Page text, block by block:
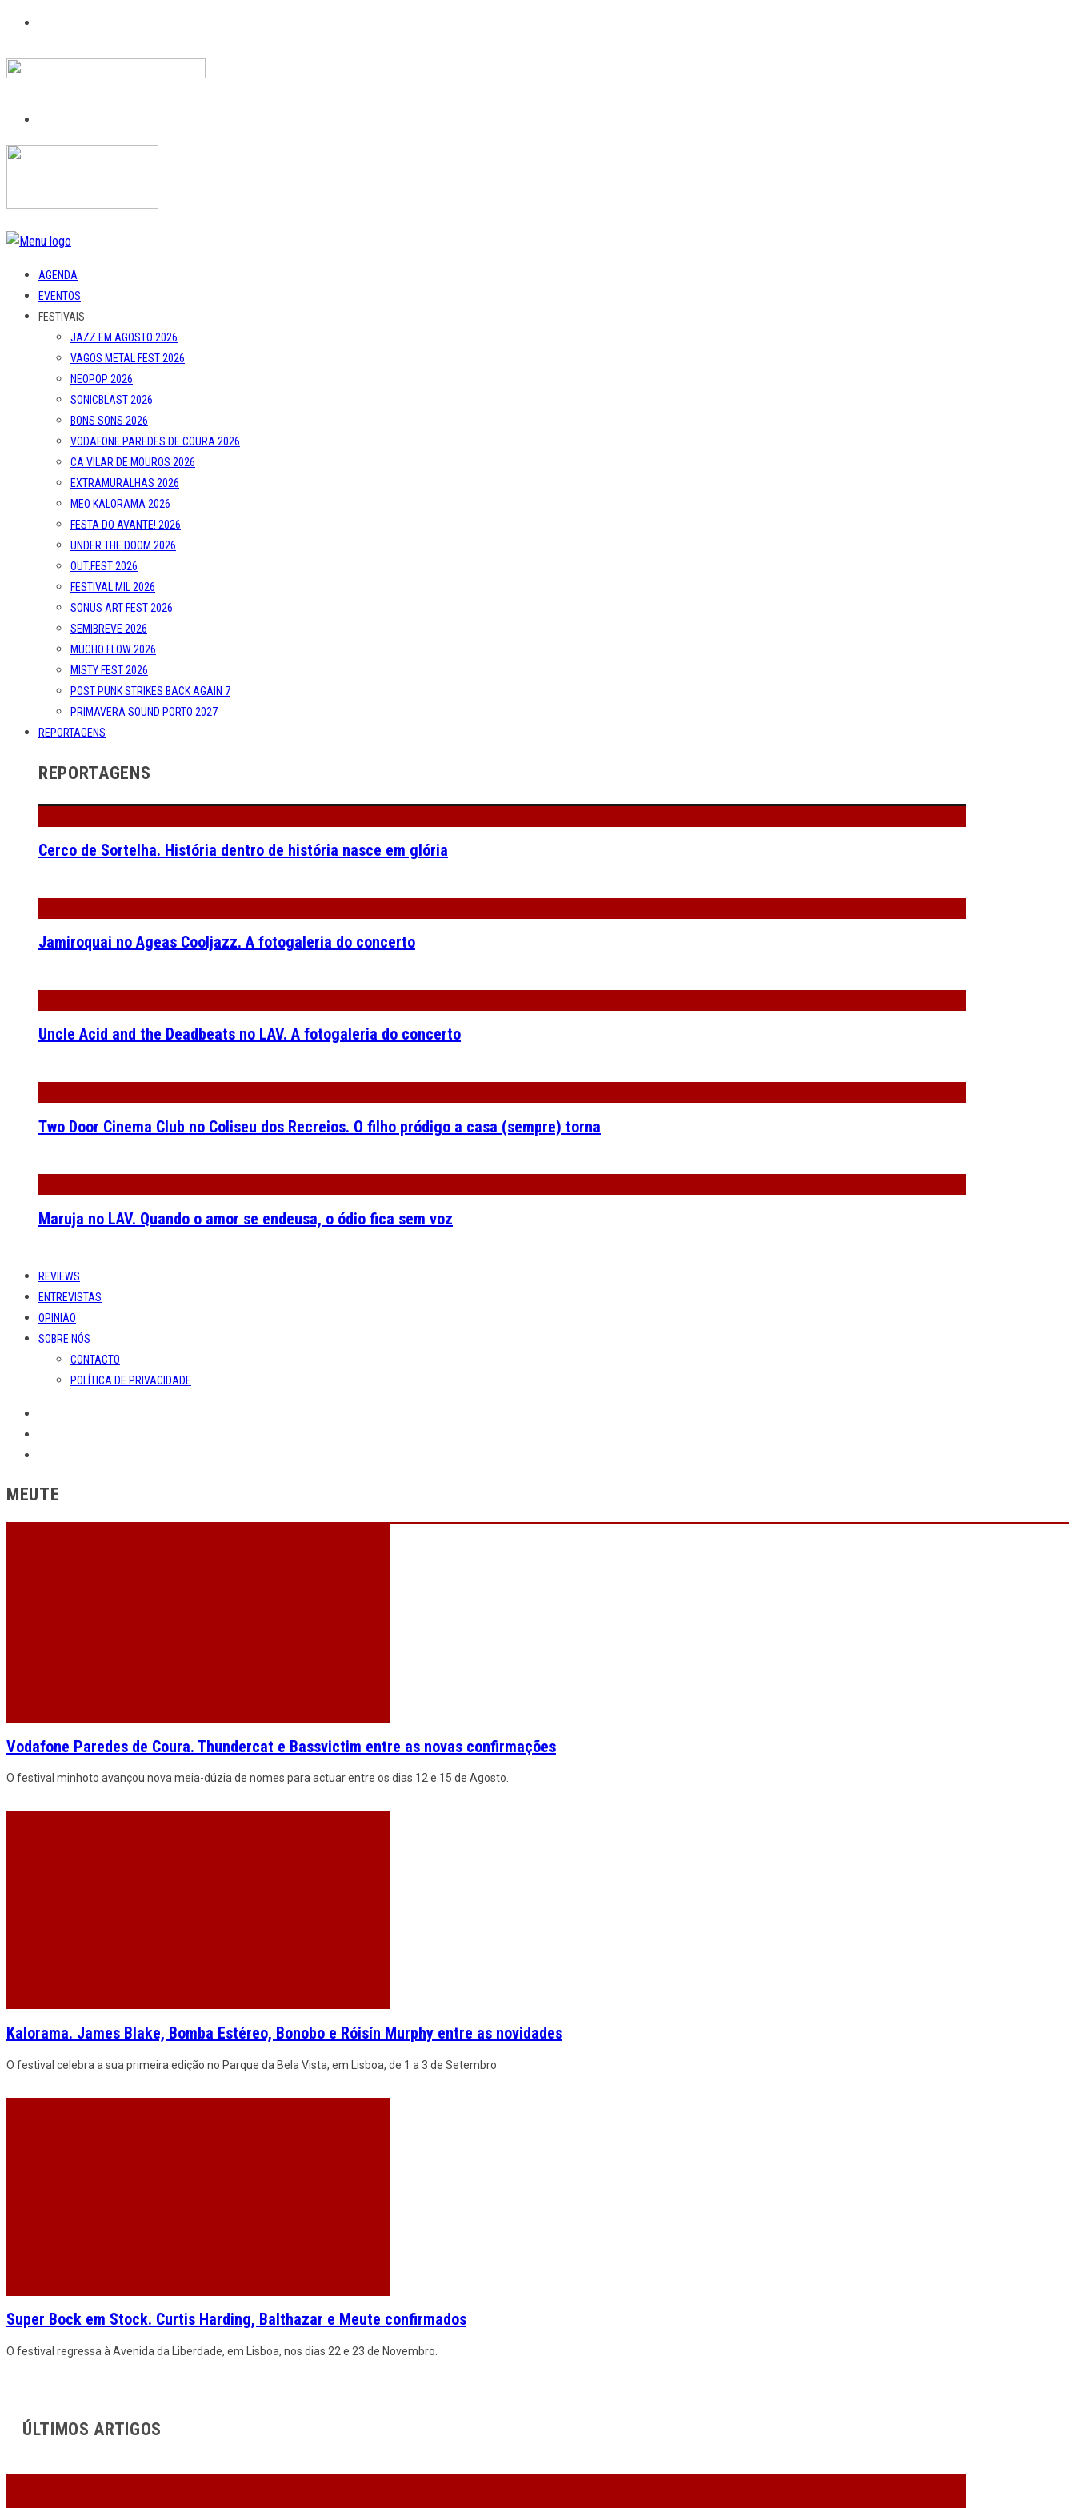
AGENDA
EVENTOS
FESTIVAIS
JAZZ EM AGOSTO 2026
VAGOS METAL FEST 2026
NEOPOP 2026
SONICBLAST 2026
BONS SONS 2026
VODAFONE PAREDES DE COURA 2026
CA VILAR DE MOUROS 2026
EXTRAMURALHAS 2026
MEO KALORAMA 2026
FESTA DO AVANTE! 2026
UNDER THE DOOM 2026
OUT.FEST 2026
FESTIVAL MIL 2026
SONUS ART FEST 2026
SEMIBREVE 2026
MUCHO FLOW 2026
MISTY FEST 2026
POST PUNK STRIKES BACK AGAIN 7
PRIMAVERA SOUND PORTO 2027
REPORTAGENS
REPORTAGENS
Cerco de Sortelha. História dentro de história nasce em glória
Jamiroquai no Ageas Cooljazz. A fotogaleria do concerto
Uncle Acid and the Deadbeats no LAV. A fotogaleria do concerto
Two Door Cinema Club no Coliseu dos Recreios. O filho pródigo a casa (sempre) torna
Maruja no LAV. Quando o amor se endeusa, o ódio fica sem voz
REVIEWS
ENTREVISTAS
OPINIÃO
SOBRE NÓS
CONTACTO
POLÍTICA DE PRIVACIDADE
MEUTE
Vodafone Paredes de Coura. Thundercat e Bassvictim entre as novas confirmações
O festival minhoto avançou nova meia-dúzia de nomes para actuar entre os dias 12 e 15 de Agosto.
Kalorama. James Blake, Bomba Estéreo, Bonobo e Róisín Murphy entre as novidades
O festival celebra a sua primeira edição no Parque da Bela Vista, em Lisboa, de 1 a 3 de Setembro
Super Bock em Stock. Curtis Harding, Balthazar e Meute confirmados
O festival regressa à Avenida da Liberdade, em Lisboa, nos dias 22 e 23 de Novembro.
ÚLTIMOS ARTIGOS